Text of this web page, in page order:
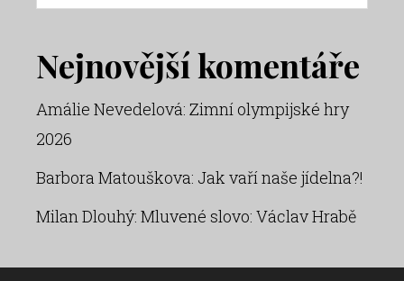
tuto
Nejnovější komentáře
Amálie Nevedelová: Zimní olympijské hry
2026
Barbora Matouškova: Jak vaří naše jídelna?!
Milan Dlouhý: Mluvené slovo: Václav Hrabě